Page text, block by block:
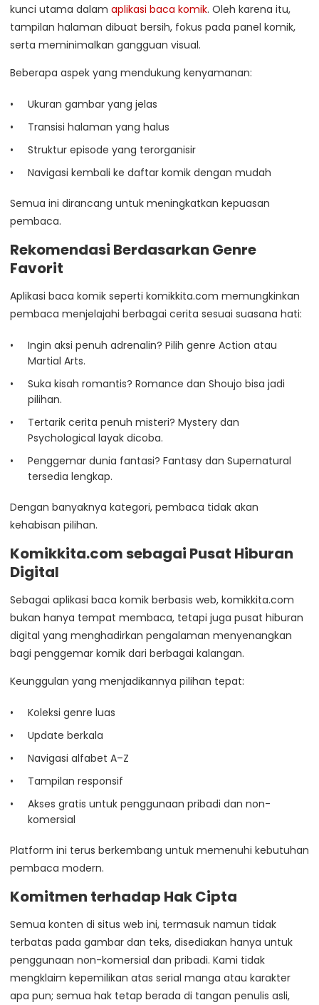
kunci utama dalam aplikasi baca komik. Oleh karena itu,
tampilan halaman dibuat bersih, fokus pada panel komik,
serta meminimalkan gangguan visual.
Beberapa aspek yang mendukung kenyamanan:
Ukuran gambar yang jelas
Transisi halaman yang halus
Struktur episode yang terorganisir
Navigasi kembali ke daftar komik dengan mudah
Semua ini dirancang untuk meningkatkan kepuasan
pembaca.
Rekomendasi Berdasarkan Genre
Favorit
Aplikasi baca komik seperti komikkita.com memungkinkan
pembaca menjelajahi berbagai cerita sesuai suasana hati:
Ingin aksi penuh adrenalin? Pilih genre Action atau
Martial Arts.
Suka kisah romantis? Romance dan Shoujo bisa jadi
pilihan.
Tertarik cerita penuh misteri? Mystery dan
Psychological layak dicoba.
Penggemar dunia fantasi? Fantasy dan Supernatural
tersedia lengkap.
Dengan banyaknya kategori, pembaca tidak akan
kehabisan pilihan.
Komikkita.com sebagai Pusat Hiburan
Digital
Sebagai aplikasi baca komik berbasis web, komikkita.com
bukan hanya tempat membaca, tetapi juga pusat hiburan
digital yang menghadirkan pengalaman menyenangkan
bagi penggemar komik dari berbagai kalangan.
Keunggulan yang menjadikannya pilihan tepat:
Koleksi genre luas
Update berkala
Navigasi alfabet A–Z
Tampilan responsif
Akses gratis untuk penggunaan pribadi dan non-
komersial
Platform ini terus berkembang untuk memenuhi kebutuhan
pembaca modern.
Komitmen terhadap Hak Cipta
Semua konten di situs web ini, termasuk namun tidak
terbatas pada gambar dan teks, disediakan hanya untuk
penggunaan non-komersial dan pribadi. Kami tidak
mengklaim kepemilikan atas serial manga atau karakter
apa pun; semua hak tetap berada di tangan penulis asli,